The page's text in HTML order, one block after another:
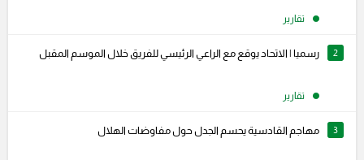
تقارير
2 رسميا | الاتحاد يوقع مع الراعي الرئيسي للفريق خلال الموسم المقبل
تقارير
3 مهاجم القادسية يحسم الجدل حول مفاوضات الهلال